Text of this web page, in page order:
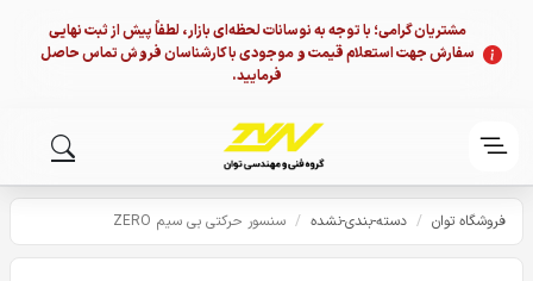
مشتریان گرامی؛ با توجه به نوسانات لحظه‌ای بازار، لطفاً پیش از ثبت نهایی
سفارش جهت استعلام قیمت و موجودی با کارشناسان فروش تماس حاصل
فرمایید.
فروشگاه توان / دسته-بندی-نشده / سنسور حرکتی بی سیم ZERO